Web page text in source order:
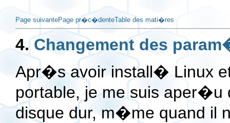
Page suivantePage pr�c�denteTable des mati�res
4. Changement des
Apr�s avoir install� Linux
portable, je me suis
disque dur, m�me quand il